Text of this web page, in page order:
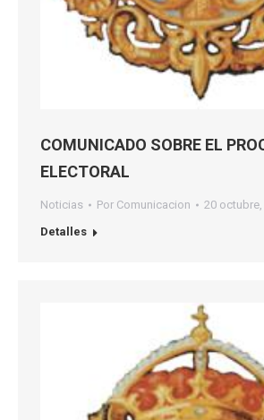
COMUNICADO SOBRE EL
ELECTORAL
Noticias Por Comunicacion
20 octubre,
Detalles